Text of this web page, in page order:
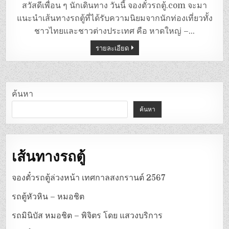
ตู้
หาดใหญ่-
ปาก
บารา
สวัสดีเพื่อน ๆ นักเดินทาง วันนี้ จองตั๋วรถตู้.com จะมา
แนะนำเส้นทางรถตู้ที่ได้รับความนิยมจากนักท่องเที่ยวทั้ง
ชาวไทยและชาวต่างประเทศ คือ หาดใหญ่ –…
รายละเอียด
ค้นหา
ค้นหา
เส้นทางรถตู้
จองตั๋วรถตู้ล่วงหน้า เทศกาลสงกรานต์ 2567
รถตู้หัวหิน – หมอชิต
รถมินิบัส หมอชิต – พิจิตร โดย แสวงบริการ